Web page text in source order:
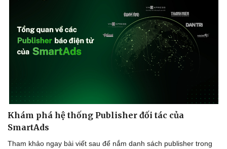
Khám phá hệ thống Publisher đối tác của
SmartAds
Tham khảo ngay bài viết sau để nắm danh sách publisher trong